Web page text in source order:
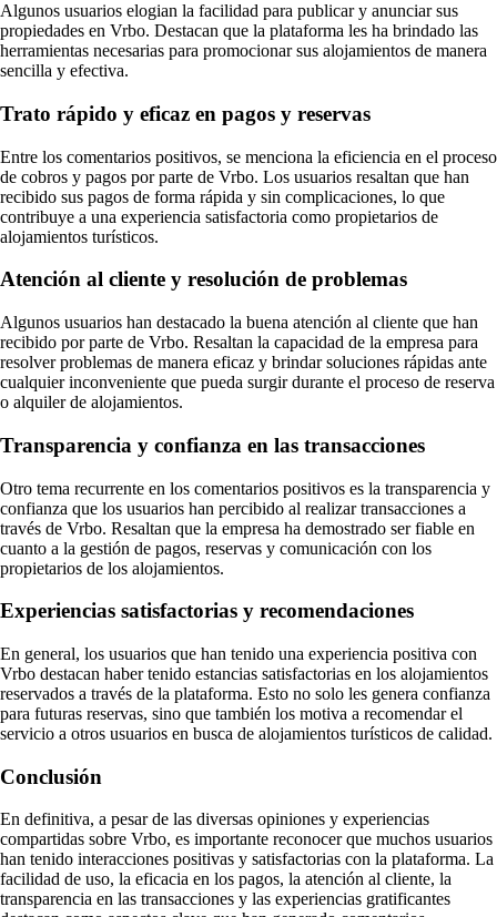
Algunos usuarios elogian la facilidad para publicar y anunciar sus
propiedades en Vrbo. Destacan que la plataforma les ha brindado las
herramientas necesarias para promocionar sus alojamientos de manera
sencilla y efectiva.
Trato rápido y eficaz en pagos y reservas
Entre los comentarios positivos, se menciona la eficiencia en el proceso
de cobros y pagos por parte de Vrbo. Los usuarios resaltan que han
recibido sus pagos de forma rápida y sin complicaciones, lo que
contribuye a una experiencia satisfactoria como propietarios de
alojamientos turísticos.
Atención al cliente y resolución de problemas
Algunos usuarios han destacado la buena atención al cliente que han
recibido por parte de Vrbo. Resaltan la capacidad de la empresa para
resolver problemas de manera eficaz y brindar soluciones rápidas ante
cualquier inconveniente que pueda surgir durante el proceso de reserva
o alquiler de alojamientos.
Transparencia y confianza en las transacciones
Otro tema recurrente en los comentarios positivos es la transparencia y
confianza que los usuarios han percibido al realizar transacciones a
través de Vrbo. Resaltan que la empresa ha demostrado ser fiable en
cuanto a la gestión de pagos, reservas y comunicación con los
propietarios de los alojamientos.
Experiencias satisfactorias y recomendaciones
En general, los usuarios que han tenido una experiencia positiva con
Vrbo destacan haber tenido estancias satisfactorias en los alojamientos
reservados a través de la plataforma. Esto no solo les genera confianza
para futuras reservas, sino que también los motiva a recomendar el
servicio a otros usuarios en busca de alojamientos turísticos de calidad.
Conclusión
En definitiva, a pesar de las diversas opiniones y experiencias
compartidas sobre Vrbo, es importante reconocer que muchos usuarios
han tenido interacciones positivas y satisfactorias con la plataforma. La
facilidad de uso, la eficacia en los pagos, la atención al cliente, la
transparencia en las transacciones y las experiencias gratificantes